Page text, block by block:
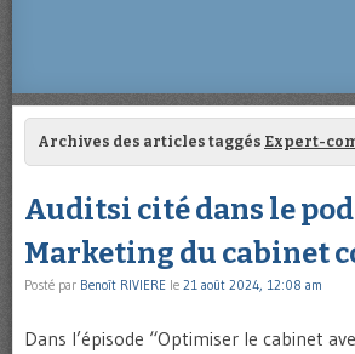
Archives des articles taggés Expert-
Auditsi cité dans le
Marketing du cabinet
Posté par Benoît RIVIERE le 21 août 2024, 12:08 am
Dans l’épisode “Optimiser le cabinet